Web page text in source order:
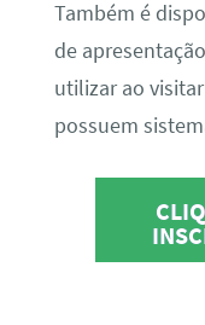
Também é
de
utilizar ao
possuem